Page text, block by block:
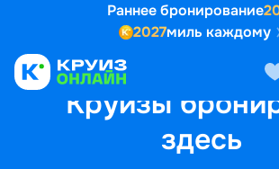
Раннее бронирование
2027миль каждому
Круизы
здесь